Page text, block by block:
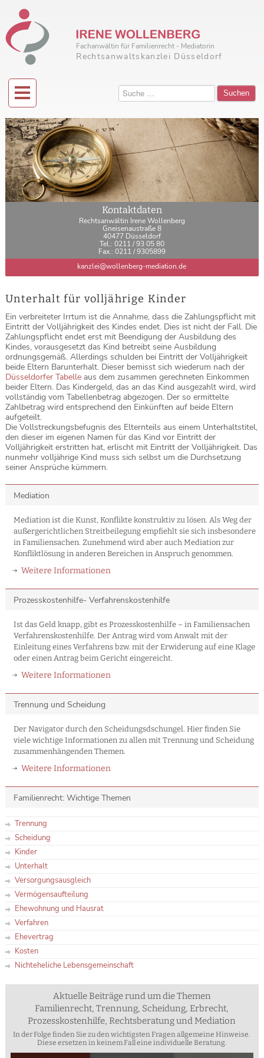
Fachanwältin für Familienrecht - Mediatorin
Rechtsanwaltskanzlei Düsseldorf
Suchen
Kontaktdaten
Rechtsanwältin Irene Wollenberg
Gneisenaustraße 8
40477 Düsseldorf
Tel.: 0211 / 93 05 80
Fax.: 0211 / 9305899
kanzlei@wollenberg-mediation.de
Unterhalt für volljährige Kinder
Ein verbreiteter Irrtum ist die Annahme, dass die Zahlungspflicht mit
Eintritt der Volljährigkeit des Kindes endet. Dies ist nicht der Fall. Die
Zahlungspflicht endet erst mit Beendigung der Ausbildung des
Kindes, vorausgesetzt das Kind betreibt seine Ausbildung
ordnungsgemäß. Allerdings schulden bei Eintritt der Volljährigkeit
beide Eltern Barunterhalt. Dieser bemisst sich wiederum nach der
Düsseldorfer Tabelleaus dem zusammen gerechneten Einkommen
beider Eltern. Das Kindergeld, das an das Kind ausgezahlt wird, wird
vollständig vom Tabellenbetrag abgezogen. Der so ermittelte
Zahlbetrag wird entsprechend den Einkünften auf beide Eltern
aufgeteilt.
Die Vollstreckungsbefugnis des Elternteils aus einem Unterhaltstitel,
den dieser im eigenen Namen für das Kind vor Eintritt der
Volljährigkeit erstritten hat, erlischt mit Eintritt der Volljährigkeit. Das
nunmehr volljährige Kind muss sich selbst um die Durchsetzung
seiner Ansprüche kümmern.
Mediation
Mediation ist die Kunst, Konflikte konstruktiv zu lösen. Als Weg der
außergerichtlichen Streitbeilegung empfiehlt sie sich insbesondere
in Familiensachen. Zunehmend wird aber auch Mediation zur
Konfliktlösung in anderen Bereichen in Anspruch genommen.
Weitere Informationen
Prozesskostenhilfe- Verfahrenskostenhilfe
Ist das Geld knapp, gibt es Prozesskostenhilfe – in Familiensachen
Verfahrenskostenhilfe. Der Antrag wird vom Anwalt mit der
Einleitung eines Verfahrens bzw. mit der Erwiderung auf eine Klage
oder einen Antrag beim Gericht eingereicht.
Weitere Informationen
Trennung und Scheidung
Der Navigator durch den Scheidungsdschungel. Hier finden Sie
viele wichtige Informationen zu allen mit Trennung und Scheidung
zusammenhängenden Themen.
Weitere Informationen
Familienrecht: Wichtige Themen
Trennung
Scheidung
Kinder
Unterhalt
Versorgungsausgleich
Vermögensaufteilung
Ehewohnung und Hausrat
Verfahren
Ehevertrag
Kosten
Nichteheliche Lebensgemeinschaft
Aktuelle Beiträge rund um die Themen
Familienrecht, Trennung, Scheidung, Erbrecht,
Prozesskostenhilfe, Rechtsberatung und Mediation
In der Folge finden Sie zu den wichtigsten Fragen allgemeine Hinweise.
Diese ersetzen in keinem Fall eine individuelle Beratung.